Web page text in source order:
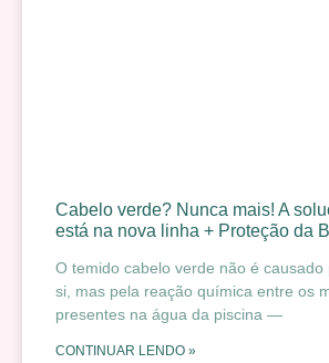
Cabelo verde? Nunca mais! A
está na nova linha + Proteção da
O temido cabelo verde não é causado
si, mas pela reação química entre os
presentes na água da piscina —
CONTINUAR LENDO »